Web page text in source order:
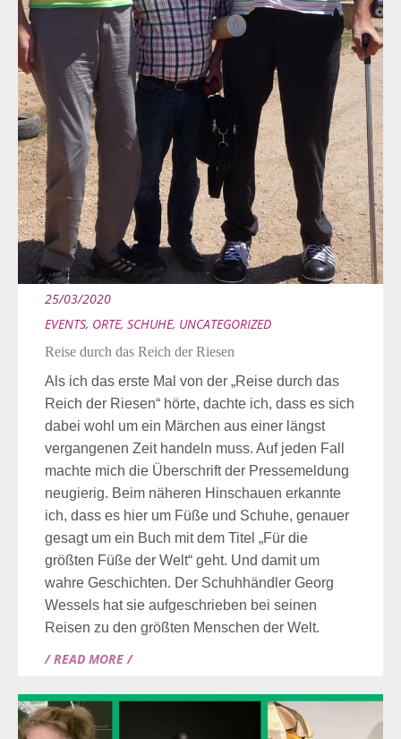
25/03/2020
EVENTS, ORTE, SCHUHE, UNCATEGORIZED
Reise durch das Reich der Riesen
Als ich das erste Mal von der „Reise durch das
Reich der Riesen“ hörte, dachte ich, dass es sich
dabei wohl um ein Märchen aus einer längst
vergangenen Zeit handeln muss. Auf jeden Fall
machte mich die Überschrift der Pressemeldung
neugierig. Beim näheren Hinschauen erkannte
ich, dass es hier um Füße und Schuhe, genauer
gesagt um ein Buch mit dem Titel „Für die
größten Füße der Welt“ geht. Und damit um
wahre Geschichten. Der Schuhhändler Georg
Wessels hat sie aufgeschrieben bei seinen
Reisen zu den größten Menschen der Welt.
/ READ MORE /